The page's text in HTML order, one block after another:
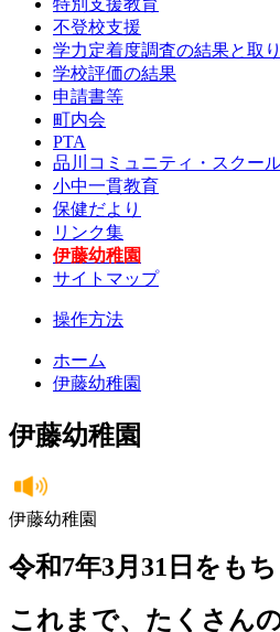
不登校支援
学力定着度調査の結果と取
学校評価の結果
申請書等
町内会
PTA
品川コミュニティ・スクー
小中一貫教育
保健だより
リンク集
伊藤幼稚園
サイトマップ
操作方法
ホーム
伊藤幼稚園
伊藤幼稚園
伊藤幼稚園
令和7年3月31日をも
これまで、たくさん